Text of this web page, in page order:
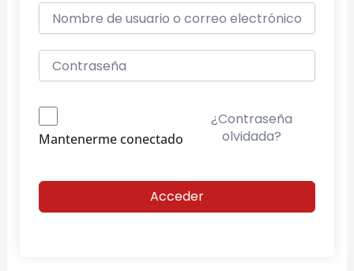
Mantenerme conectado
¿Contraseña
olvidada?
Acceder